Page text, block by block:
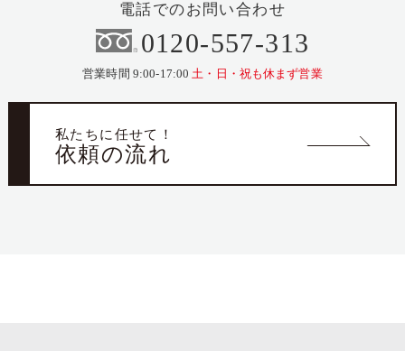
電話でのお問い合わせ
0120-557-313
営業時間 9:00-17:00土・日・祝も休まず営業
私たちに任せて！
依頼の流れ